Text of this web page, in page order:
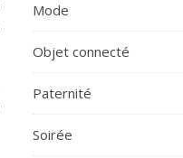
Mode
Objet connecté
Paternité
Soirée